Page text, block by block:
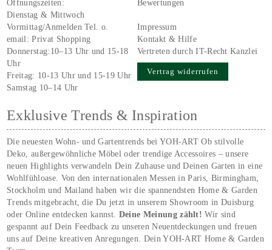
Öffnungszeiten:
Dienstag & Mittwoch
Vormittag/Anmelden Tel. o.
email:Privat Shopping
Donnerstag:10–13 Uhr und 15-18
Uhr
Freitag: 10-13 Uhr und 15-19 Uhr
Samstag 10–14 Uhr
Bewertungen
Impressum
Kontakt & Hilfe
Vertreten durch IT-Recht Kanzlei
Vertrag widerrufen
Exklusive Trends & Inspiration
Die neuesten Wohn- und Gartentrends bei YOH‑ART Ob stilvolle
Deko, außergewöhnliche Möbel oder trendige Accessoires – unsere
neuen Highlights verwandeln Dein Zuhause und Deinen Garten in eine
Wohlfühloase. Von den internationalen Messen in Paris, Birmingham,
Stockholm und Mailand haben wir die spannendsten Home & Garden
Trends mitgebracht, die Du jetzt in unserem Showroom in Duisburg
oder Online entdecken kannst. Deine Meinung zählt!Wir sind
gespannt auf Dein Feedback zu unseren Neuentdeckungen und freuen
uns auf Deine kreativen Anregungen. Dein YOH‑ART Home & Garden